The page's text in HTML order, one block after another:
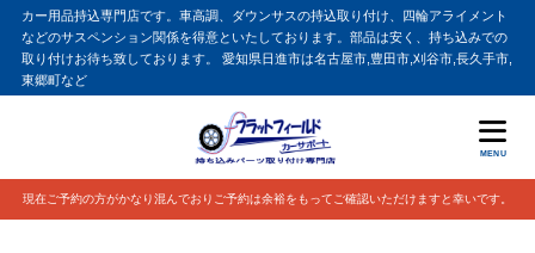
カー用品持込専門店です。車高調、ダウンサスの持込取り付け、四輪アライメント
などのサスペンション関係を得意といたしております。部品は安く、持ち込みでの
取り付けお待ち致しております。 愛知県日進市は名古屋市,豊田市,刈谷市,長久手市,
東郷町など
MENU
現在ご予約の方がかなり混んでおりご予約は余裕をもってご確認いただけますと幸いです。